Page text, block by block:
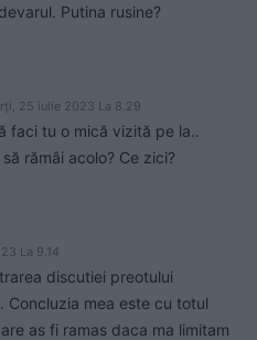
Putina rusine?
25 iulie 2023 La 8.29
faci tu o mică vizită pe la..
rămâi acolo? Ce zici?
La 9.14
discutiei preotului
Concluzia mea este cu totul
as fi ramas daca ma limitam